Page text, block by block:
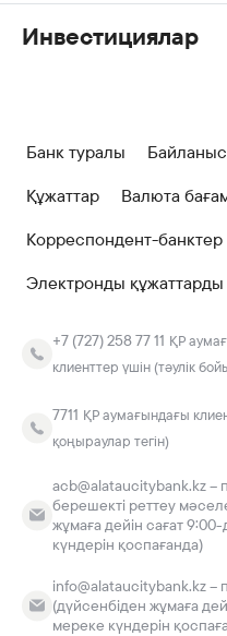
Инвестициялар
Банк туралы Байланыс
Құжаттар
Валюта
Корреспондент-банктер
Электронды құжаттарды
+7 (727) 258 77 11 ҚР
клиенттер үшін (тәулік
7711 ҚР аумағындағы
қоңыраулар тегін)
acb@alataucitybank.kz –
берешекті реттеу
жұмаға дейін сағат
күндерін қоспағанда)
info@alataucitybank.kz
(дүйсенбіден жұмаға
мереке күндерін